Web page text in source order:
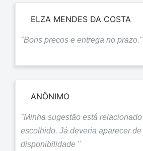
ELZA MENDES DA COSTA
"Bons preços e entrega no prazo."
ANÔNIMO
"Minha sugestão está
escolhido. Já deveria aparecer
disponibilidade "